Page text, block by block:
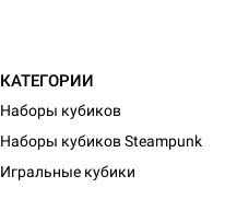
КАТЕГОРИИ
Наборы кубиков
Наборы кубиков Steampunk
Игральные кубики